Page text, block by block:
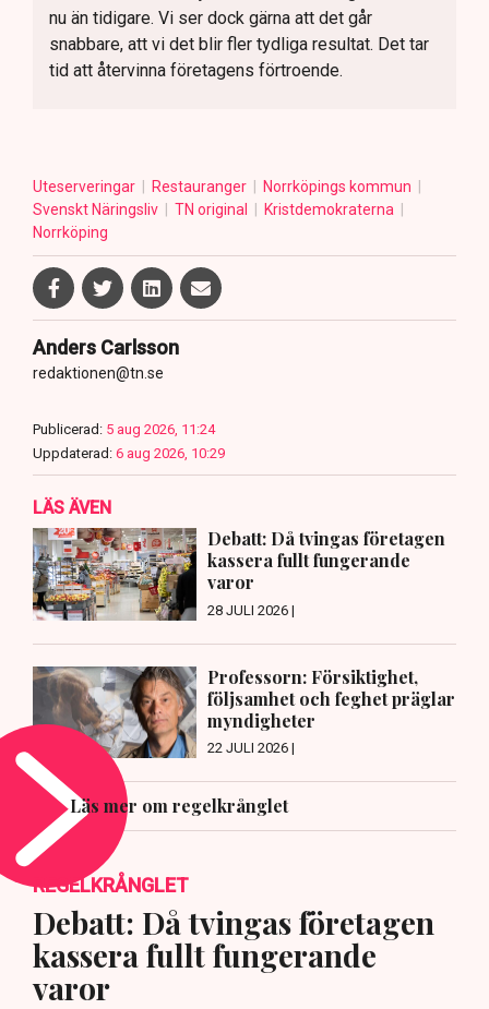
nu än tidigare. Vi ser dock gärna att det går
snabbare, att vi det blir fler tydliga resultat. Det tar
tid att återvinna företagens förtroende.
Uteserveringar Restauranger
Norrköpings kommun
Svenskt Näringsliv
TN original
Kristdemokraterna
Norrköping
Anders Carlsson
redaktionen@tn.se
Publicerad: 5 aug 2026, 11:24
Uppdaterad: 6 aug 2026, 10:29
LÄS ÄVEN
Debatt: Då tvingas företagen
kassera fullt fungerande
varor
28 JULI 2026 |
Professorn: Försiktighet,
följsamhet och feghet präglar
myndigheter
22 JULI 2026 |
Läs mer om regelkrånglet
REGELKRÅNGLET
Debatt: Då tvingas företagen
kassera fullt fungerande
varor